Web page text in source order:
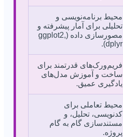
محیط برنامه‌نویسی و
تحلیلی برای آمار پیشرفته و
مصورسازی داده (ggplot2,
dplyr).
فریم‌ورک‌های قدرتمند برای
ساخت و آموزش مدل‌های
یادگیری عمیق.
محیط تعاملی برای
کدنویسی، تحلیل، و
مستندسازی گام به گام
پروژه.